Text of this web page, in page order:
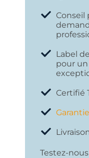
Conseil
Label
pour
Certifié
Testez-